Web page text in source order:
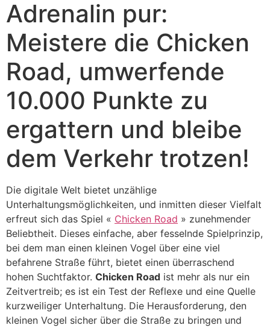
Adrenalin pur:
Meistere die Chicken
Road, umwerfende
10.000 Punkte zu
ergattern und bleibe
dem Verkehr trotzen!
Die digitale Welt bietet unzählige
Unterhaltungsmöglichkeiten, und inmitten dieser Vielfalt
erfreut sich das Spiel « Chicken Road » zunehmender
Beliebtheit. Dieses einfache, aber fesselnde Spielprinzip,
bei dem man einen kleinen Vogel über eine viel
befahrene Straße führt, bietet einen überraschend
hohen Suchtfaktor. Chicken Road ist mehr als nur ein
Zeitvertreib; es ist ein Test der Reflexe und eine Quelle
kurzweiliger Unterhaltung. Die Herausforderung, den
kleinen Vogel sicher über die Straße zu bringen und